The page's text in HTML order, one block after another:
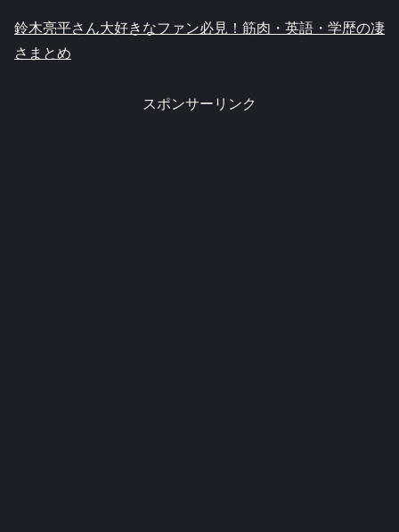
鈴木亮平さん大好きなファン必見！筋肉・英語・学歴の凄
さまとめ
スポンサーリンク